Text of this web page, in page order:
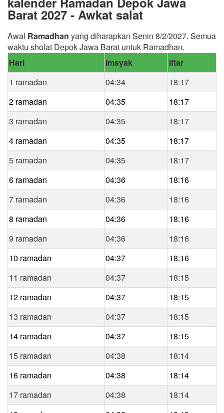
Barat 2027 - Awkat salat
Awal Ramadhan yang diharapkan Senin 8/2/2027. Semua
waktu sholat Depok Jawa Barat untuk Ramadhan.
Hari
Imsyak
Iftar
1 ramadan
04:34
18:17
2 ramadan
04:35
18:17
3 ramadan
04:35
18:17
4 ramadan
04:35
18:17
5 ramadan
04:35
18:17
6 ramadan
04:36
18:16
7 ramadan
04:36
18:16
8 ramadan
04:36
18:16
9 ramadan
04:36
18:16
10 ramadan
04:37
18:16
11 ramadan
04:37
18:15
12 ramadan
04:37
18:15
13 ramadan
04:37
18:15
14 ramadan
04:37
18:15
15 ramadan
04:38
18:14
16 ramadan
04:38
18:14
17 ramadan
04:38
18:14